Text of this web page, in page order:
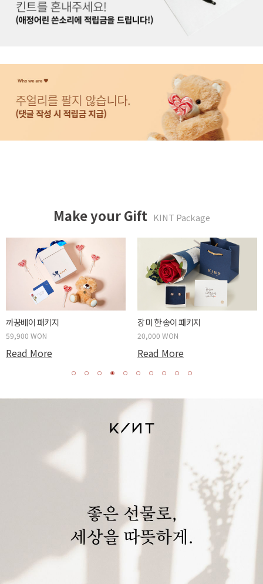
Make your Gift KINT Package
까꿍베어 패키지
59,900 WON
Read More
장미 한 송이 패키지
20,000 WON
Read More